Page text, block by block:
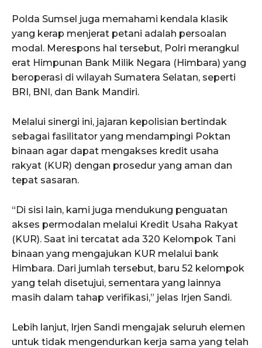
Polda Sumsel juga memahami kendala klasik
yang kerap menjerat petani adalah persoalan
modal. Merespons hal tersebut, Polri merangkul
erat Himpunan Bank Milik Negara (Himbara) yang
beroperasi di wilayah Sumatera Selatan, seperti
BRI, BNI, dan Bank Mandiri.
Melalui sinergi ini, jajaran kepolisian bertindak
sebagai fasilitator yang mendampingi Poktan
binaan agar dapat mengakses kredit usaha
rakyat (KUR) dengan prosedur yang aman dan
tepat sasaran.
“Di sisi lain, kami juga mendukung penguatan
akses permodalan melalui Kredit Usaha Rakyat
(KUR). Saat ini tercatat ada 320 Kelompok Tani
binaan yang mengajukan KUR melalui bank
Himbara. Dari jumlah tersebut, baru 52 kelompok
yang telah disetujui, sementara yang lainnya
masih dalam tahap verifikasi,” jelas Irjen Sandi.
Lebih lanjut, Irjen Sandi mengajak seluruh elemen
untuk tidak mengendurkan kerja sama yang telah